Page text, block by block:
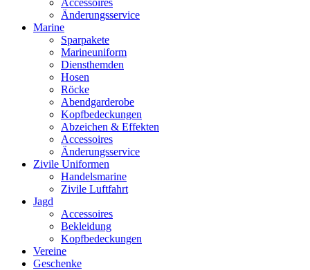
Accessoires
Änderungsservice
Marine
Sparpakete
Marineuniform
Diensthemden
Hosen
Röcke
Abendgarderobe
Kopfbedeckungen
Abzeichen & Effekten
Accessoires
Änderungsservice
Zivile Uniformen
Handelsmarine
Zivile Luftfahrt
Jagd
Accessoires
Bekleidung
Kopfbedeckungen
Vereine
Geschenke